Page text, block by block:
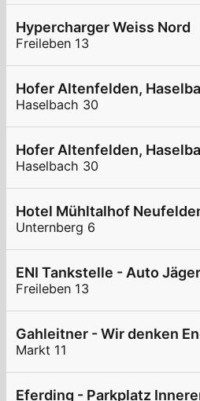
Hypercharger Weiss Nord
Freileben 13
Hofer Altenfelden,
Haselbach 30
Hofer Altenfelden,
Haselbach 30
Hotel Mühltalhof
Unternberg 6
ENI Tankstelle - Auto
Freileben 13
Gahleitner - Wir denken
Markt 11
Eferding - Parkplatz